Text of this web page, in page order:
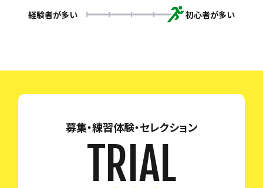
経験者が多い 初心者が多い
募集・練習体験・セレクション
TRIAL